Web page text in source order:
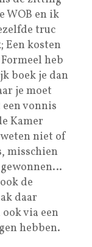
WOB en ik
truc
Een kosten
heb
boek je dan
je moet
vonnis
Kamer
weten niet of
misschien
gewonnen…
de
daar
via een
hebben.